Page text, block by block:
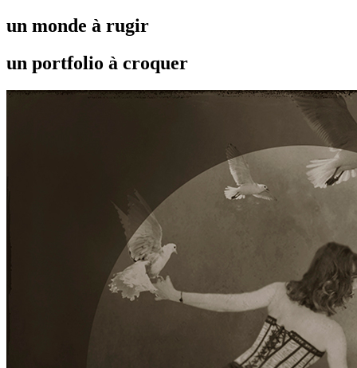
un monde à rugir
un portfolio à croquer